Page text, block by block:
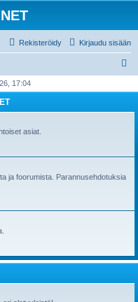
Kirjaudu sisään
Rekisteröidy
i
17:04
asiat.
ja foorumista. Parannusehdotuksia